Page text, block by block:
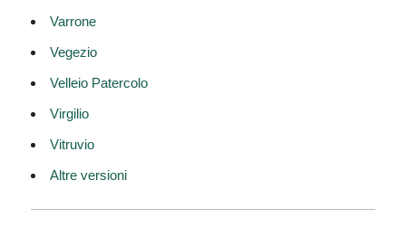
Varrone
Vegezio
Velleio Patercolo
Virgilio
Vitruvio
Altre versioni